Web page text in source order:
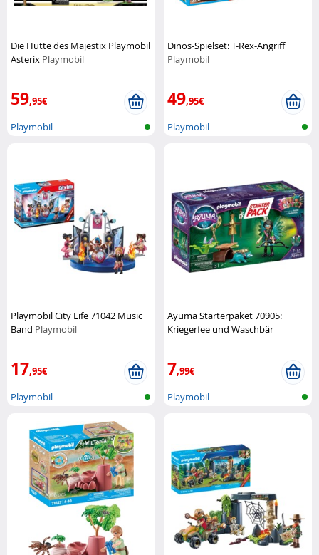
Die Hütte des Majestix Playmobil
Asterix Playmobil
59,95€
Playmobil
Dinos-Spielset: T-Rex-Angriff
Playmobil
49,95€
Playmobil
Playmobil City Life 71042 Music
Band Playmobil
17,95€
Playmobil
Ayuma Starterpaket 70905:
Kriegerfee und Waschbär
7,99€
Playmobil